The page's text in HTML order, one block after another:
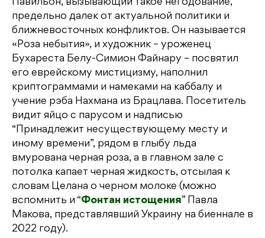
Павильон, вызывающий такое негодование,
предельно далек от актуальной политики и
ближневосточных конфликтов. Он называется
«Роза небытия», и художник – уроженец
Бухареста Белу-Симион Файнару – посвятил
его еврейскому мистицизму, наполнил
криптограммами и намеками на каббалу и
учение рэба Нахмана из Брацлава. Посетитель
видит яйцо с парусом и надписью
“Принадлежит несуществующему месту и
иному времени”, рядом в глыбу льда
вмурована черная роза, а в главном зале с
потолка капает черная жидкость, отсылая к
словам Целана о черном молоке (можно
вспомнить и “Фонтан истощения” Павла
Макова, представлявший Украину на биеннале в
2022 году).